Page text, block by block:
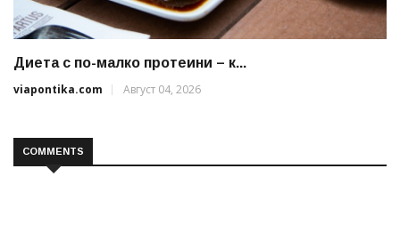
Диета с по-малко протеини – к...
viapontika.com
Август 04, 2026
COMMENTS